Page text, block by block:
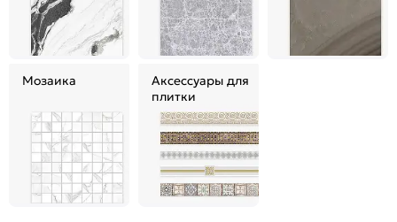
Мозаика
Аксессуары для
плитки